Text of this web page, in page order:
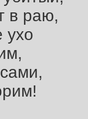
в раю,
ухо